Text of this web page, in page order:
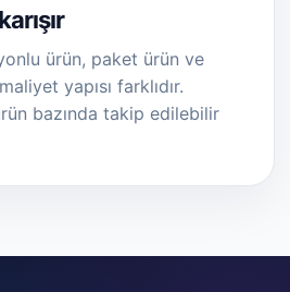
ürün, paket ürün ve
yapısı farklıdır.
bazında takip edilebilir